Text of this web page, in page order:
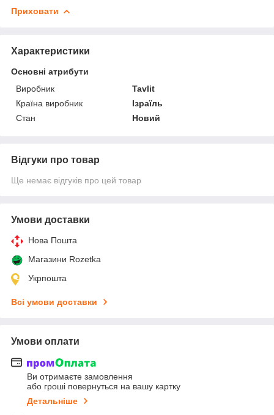
Приховати
Характеристики
Основні атрибути
Виробник
Tavlit
Країна виробник
Ізраїль
Стан
Новий
Відгуки про товар
Ще немає відгуків про цей товар
Умови доставки
Нова Пошта
Магазини Rozetka
Укрпошта
Всі умови доставки
Умови оплати
Ви отримаєте замовлення
або гроші повернуться на вашу картку
Детальніше